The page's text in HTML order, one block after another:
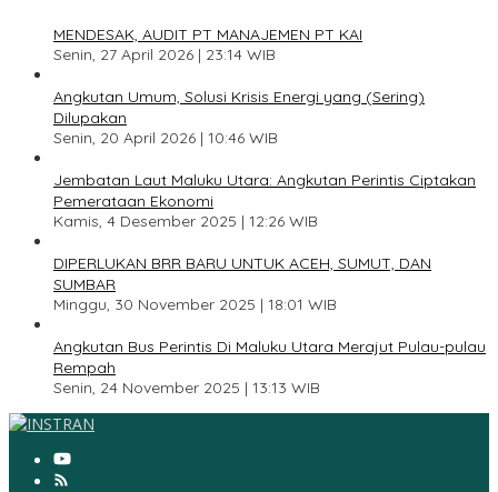
MENDESAK, AUDIT PT MANAJEMEN PT KAI
Senin, 27 April 2026 | 23:14 WIB
Angkutan Umum, Solusi Krisis Energi yang (Sering)
Dilupakan
Senin, 20 April 2026 | 10:46 WIB
Jembatan Laut Maluku Utara: Angkutan Perintis Ciptakan
Pemerataan Ekonomi
Kamis, 4 Desember 2025 | 12:26 WIB
DIPERLUKAN BRR BARU UNTUK ACEH, SUMUT, DAN
SUMBAR
Minggu, 30 November 2025 | 18:01 WIB
Angkutan Bus Perintis Di Maluku Utara Merajut Pulau-pulau
Rempah
Senin, 24 November 2025 | 13:13 WIB